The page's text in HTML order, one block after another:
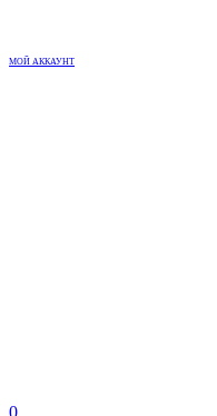
МОЙ АККАУНТ
0